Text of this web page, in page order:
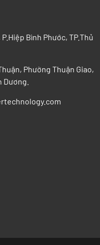
Bình Phước, TP.Thủ
Phường Thuận Giao,
Dương.